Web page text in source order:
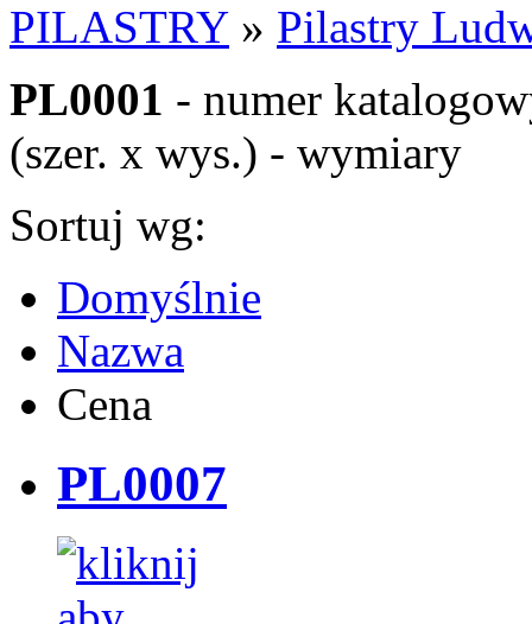
PILASTRY » Pilastry
PL0001 - numer
(szer. x wys.) - wymiary
Sortuj wg:
Domyślnie
Nazwa
Cena
PL0007